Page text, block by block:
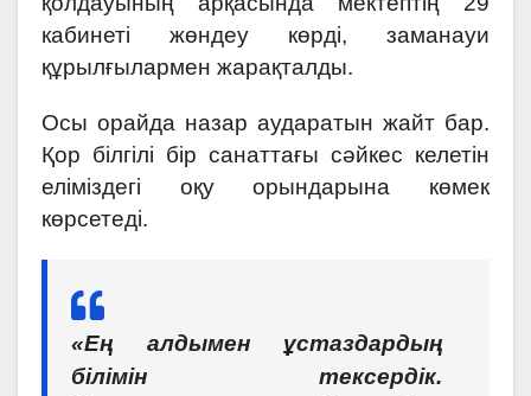
кабинеті жөндеу көрді, заманауи
құрылғылармен жарақталды.
Осы орайда назар аударатын жайт бар.
Қор білгілі бір санаттағы сәйкес келетін
еліміздегі оқу орындарына көмек
көрсетеді.
«Ең алдымен ұстаздардың
білімін тексердік.